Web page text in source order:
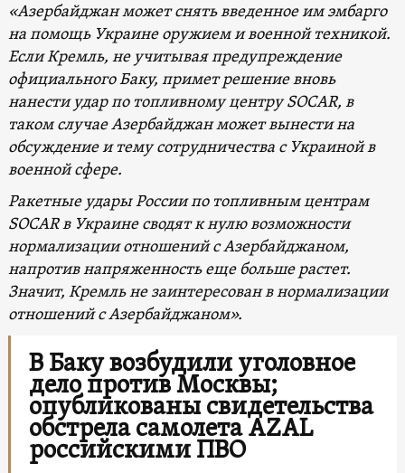
«Азербайджан может снять введенное им эмбарго
на помощь Украине оружием и военной техникой.
Если Кремль, не учитывая предупреждение
официального Баку, примет решение вновь
нанести удар по топливному центру SOCAR, в
таком случае Азербайджан может вынести на
обсуждение и тему сотрудничества с Украиной в
военной сфере.
Ракетные удары России по топливным центрам
SOCAR в Украине сводят к нулю возможности
нормализации отношений с Азербайджаном,
напротив напряженность еще больше растет.
Значит, Кремль не заинтересован в нормализации
отношений с Азербайджаном».
В Баку возбудили уголовное
дело против Москвы;
опубликованы свидетельства
обстрела самолета AZAL
российскими ПВО